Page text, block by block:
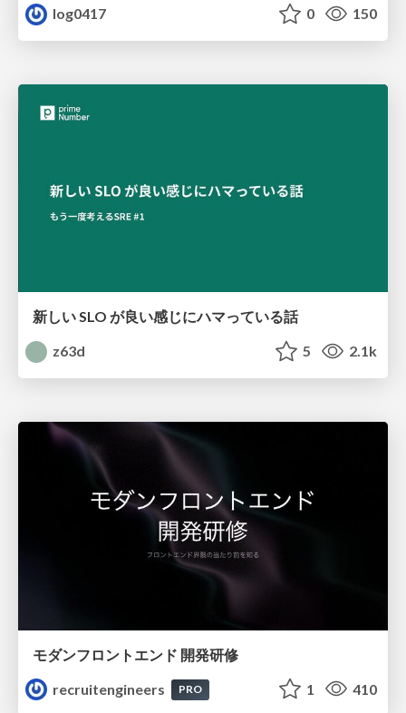
log0417 0 150
新しい SLO が良い感じにハマっている話
z63d
5 2.1k
モダンフロントエンド 開発研修
recruitengineers
PRO 1 410